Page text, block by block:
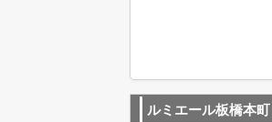
ルミエール板橋本町